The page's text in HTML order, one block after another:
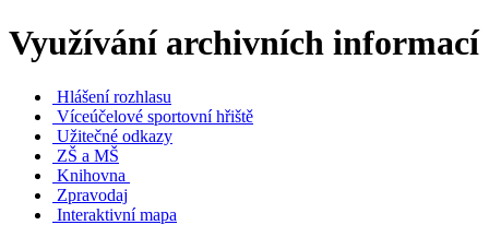
Využívání archivních informací
Hlášení rozhlasu
Víceúčelové sportovní hřiště
Užitečné odkazy
ZŠ a MŠ
Knihovna
Zpravodaj
Interaktivní mapa